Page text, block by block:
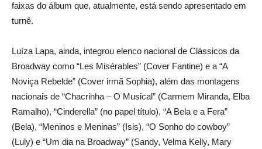
faixas do álbum que, atualmente, está sendo apresentado em
turnê.
Luíza Lapa, ainda, integrou elenco nacional de Clássicos da
Broadway como “Les Misérables” (Cover Fantine) e a “A
Noviça Rebelde” (Cover irmã Sophia), além das montagens
nacionais de “Chacrinha – O Musical” (Carmem Miranda, Elba
Ramalho), “Cinderella” (no papel título), “A Bela e a Fera”
(Bela), “Meninos e Meninas” (Isis), “O Sonho do cowboy”
(Luly) e “Um dia na Broadway” (Sandy, Velma Kelly, Mary